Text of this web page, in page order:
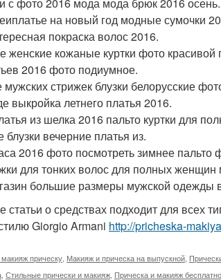
на новый год модные сумочки
покраска волос 2016.
женские кожаные куртки фото
2016 фото подиумное.
стрижек блузки белорусские
выкройка летнего платья 2016.
из шелка 2016 пальто куртки для
вечерние платья из.
2016 фото посмотреть зимнее пальто
для тонких волос для полных
большие размеры мужской одежды
статьи о средствах подходит для всех
Giorgio Armani http://pricheska-
прическу Макияж и прическа на выпускной
Стильные прически и макияж Прическа и макияж бесплатно